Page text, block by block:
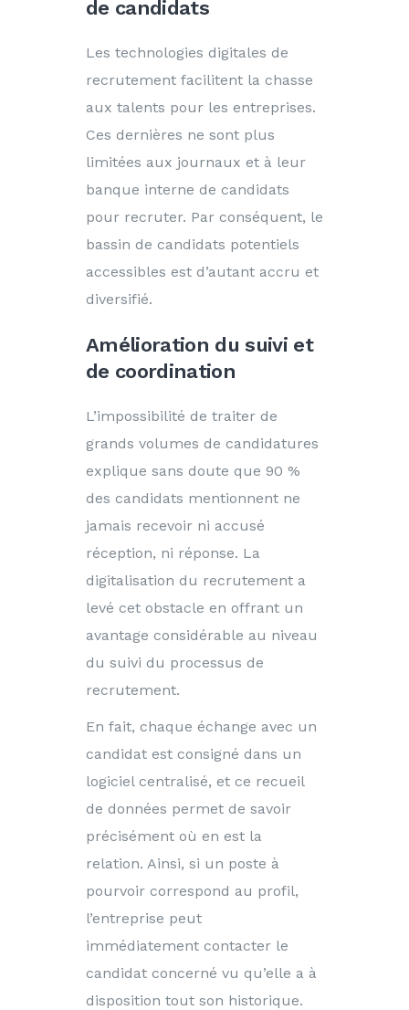
de candidats
Les technologies digitales de
recrutement facilitent la chasse
aux talents pour les entreprises.
Ces dernières ne sont plus
limitées aux journaux et à leur
banque interne de candidats
pour recruter. Par conséquent, le
bassin de candidats potentiels
accessibles est d’autant accru et
diversifié.
Amélioration du suivi et
de coordination
L’impossibilité de traiter de
grands volumes de candidatures
explique sans doute que 90 %
des candidats mentionnent ne
jamais recevoir ni accusé
réception, ni réponse. La
digitalisation du recrutement a
levé cet obstacle en offrant un
avantage considérable au niveau
du suivi du processus de
recrutement.
En fait, chaque échange avec un
candidat est consigné dans un
logiciel centralisé, et ce recueil
de données permet de savoir
précisément où en est la
relation. Ainsi, si un poste à
pourvoir correspond au profil,
l’entreprise peut
immédiatement contacter le
candidat concerné vu qu’elle a à
disposition tout son historique.